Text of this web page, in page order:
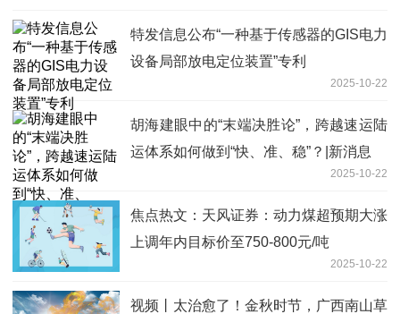
特发信息公布“一种基于传感器的GIS电力
设备局部放电定位装置”专利
2025-10-22
胡海建眼中的“末端决胜论”，跨越速运陆
运体系如何做到“快、准、稳”？|新消息
2025-10-22
焦点热文：天风证券：动力煤超预期大涨
上调年内目标价至750-800元/吨
2025-10-22
视频丨太治愈了！金秋时节，广西南山草